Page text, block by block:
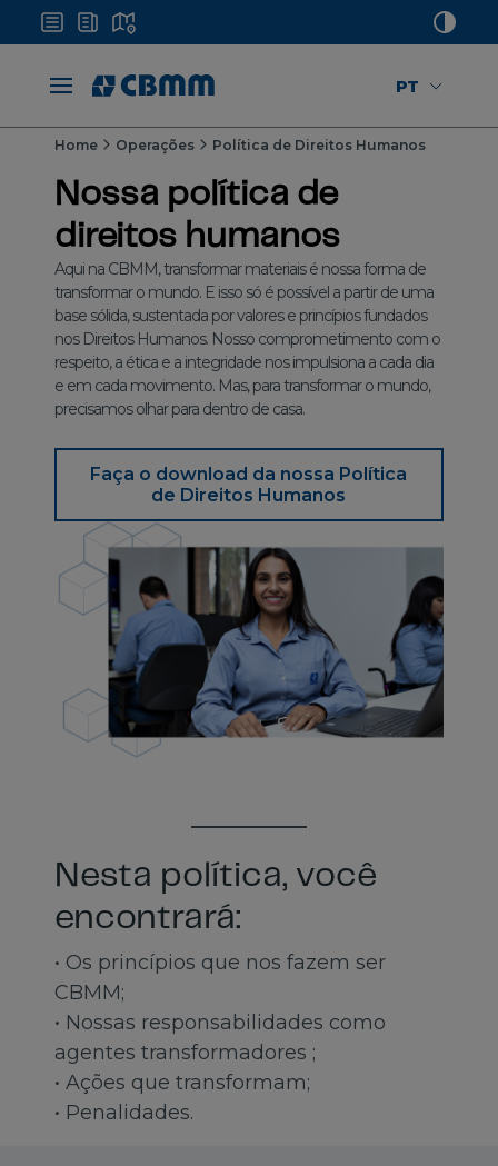
PT
Home Operações Política de Direitos Humanos
Nossa política de
direitos humanos
Aqui na CBMM, transformar materiais é nossa forma de
transformar o mundo. E isso só é possível a partir de uma
base sólida, sustentada por valores e princípios fundados
nos Direitos Humanos. Nosso comprometimento com o
respeito, a ética e a integridade nos impulsiona a cada dia
e em cada movimento. Mas, para transformar o mundo,
precisamos olhar para dentro de casa.
Faça o download da nossa Política
de Direitos Humanos
Nesta política, você
encontrará:
• Os princípios que nos fazem ser
CBMM;
• Nossas responsabilidades como
agentes transformadores ;
• Ações que transformam;
• Penalidades.